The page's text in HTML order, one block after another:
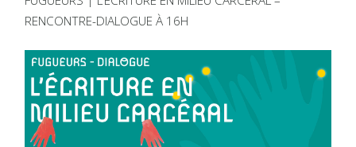
RENCONTRE-DIALOGUE À 16H